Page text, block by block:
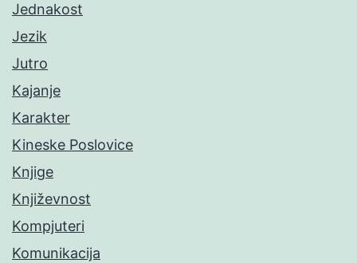
Jednakost
Jezik
Jutro
Kajanje
Karakter
Kineske Poslovice
Knjige
Književnost
Kompjuteri
Komunikacija